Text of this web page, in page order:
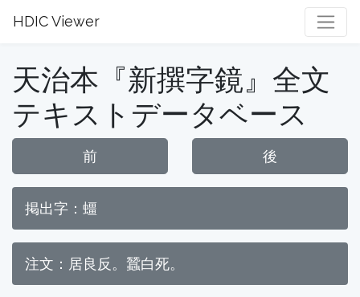
HDIC Viewer
天治本『新撰字鏡』全文
テキストデータベース
前 後
掲出字：䗵
注文：居良反。蠶白死。